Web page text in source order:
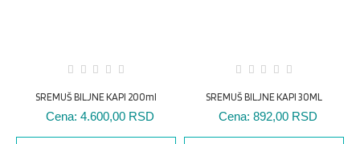
SREMUŠ BILJNE KAPI 200ml
Cena: 4.600,00 RSD
SREMUŠ BILJNE KAPI 30ML
Cena: 892,00 RSD